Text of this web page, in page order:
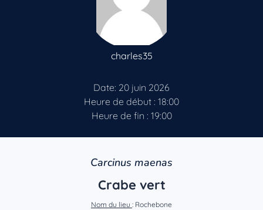
charles35
Date: 20 juin 2026
Heure de début : 18:00
Heure de fin : 19:00
Carcinus maenas
Crabe vert
Nom du lieu : Rochebone